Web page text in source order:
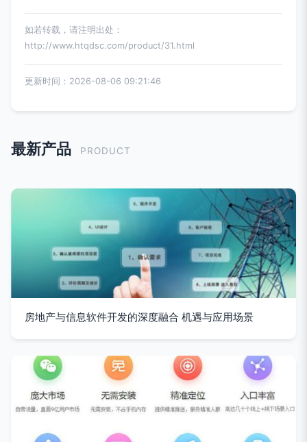
如若转载，请注明出处：
http://www.htqdsc.com/product/31.html
更新时间：2026-08-06 09:21:46
最新产品 PRODUCT
房地产与信息软件开发的深度融合 机遇与应用场景